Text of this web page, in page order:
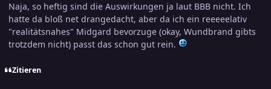
Naja, so heftig sind die Auswirkungen ja laut BBB nicht. Ich
hatte da bloß net drangedacht, aber da ich ein reeeeelativ
"realitätsnahes" Midgard bevorzuge (okay, Wundbrand gibts
trotzdem nicht) passt das schon gut rein.
Zitieren